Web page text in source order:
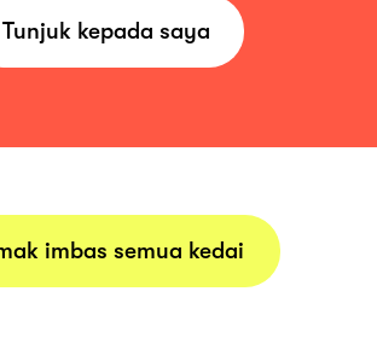
Tunjuk kepada saya
imbas semua kedai